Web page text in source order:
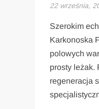
22 września,
Szerokim
Karkonoska
polowych
prosty leżak.
regeneracja